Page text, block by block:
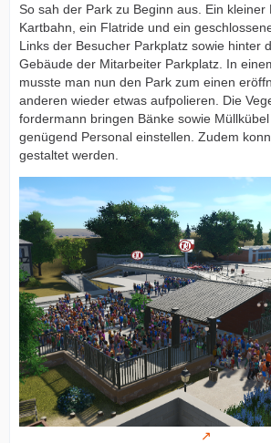
So sah der Park zu Beginn aus. Ein kleiner
Kartbahn, ein Flatride und ein
Links der Besucher Parkplatz sowie hinter
Gebäude der Mitarbeiter Parkplatz. In
musste man nun den Park zum einen
anderen wieder etwas aufpolieren. Die
fordermann bringen Bänke sowie
genügend Personal einstellen. Zudem
gestaltet werden.